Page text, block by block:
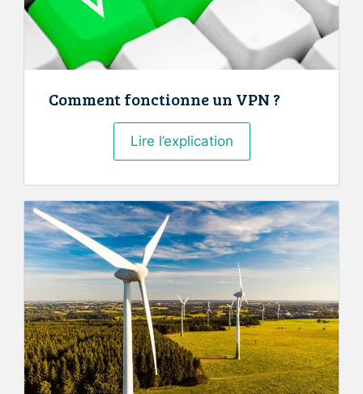
Comment fonctionne un VPN ?
Lire l’explicationComment
fonctionne
VPN
?